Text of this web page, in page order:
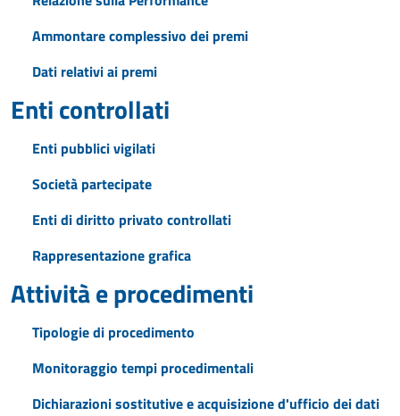
Ammontare complessivo dei premi
Dati relativi ai premi
Enti controllati
Enti pubblici vigilati
Società partecipate
Enti di diritto privato controllati
Rappresentazione grafica
Attività e procedimenti
Tipologie di procedimento
Monitoraggio tempi procedimentali
Dichiarazioni sostitutive e acquisizione d'ufficio dei dati